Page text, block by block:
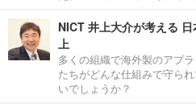
NICT 井上大介が考える
上
多くの組織で海外製のアプ
たちがどんな仕組みで守ら
いでしょうか？